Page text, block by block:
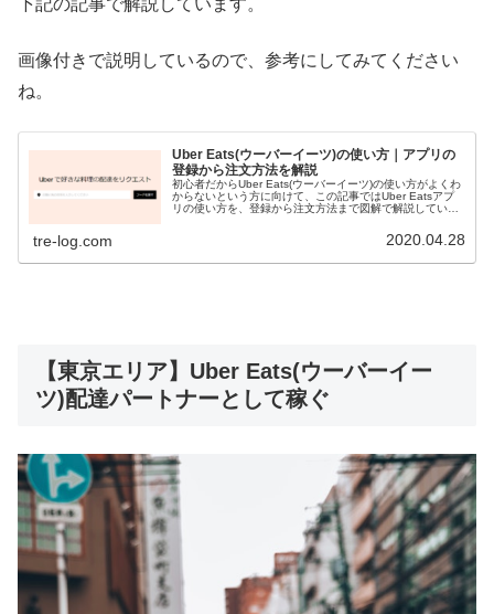
下記の記事で解説しています。
画像付きで説明しているので、参考にしてみてください
ね。
Uber Eats(ウーバーイーツ)の使い方｜アプリの
登録から注文方法を解説
初心者だからUber Eats(ウーバーイーツ)の使い方がよくわ
からないという方に向けて、この記事ではUber Eatsアプ
リの使い方を、登録から注文方法まで図解で解説していき
tre-log.com 2020.04.28
【東京エリア】Uber Eats(ウーバーイー
ツ)配達パートナーとして稼ぐ